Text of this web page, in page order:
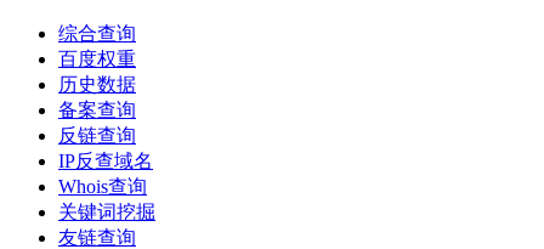
综合查询
百度权重
历史数据
备案查询
反链查询
IP反查域名
Whois查询
关键词挖掘
友链查询